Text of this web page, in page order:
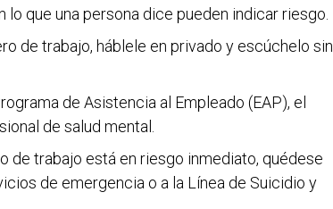
que una persona dice pueden indicar riesgo.
de trabajo, háblele en privado y escúchelo sin
de Asistencia al Empleado (EAP), el
de salud mental.
de trabajo está en riesgo inmediato, quédese
de emergencia o a la Línea de Suicidio y